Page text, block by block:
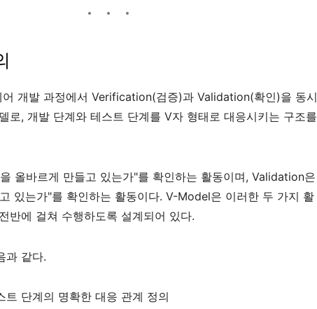
개발 과정에서 Verification(검증)과 Validation(확인)을 동시
로, 개발 단계와 테스트 단계를 V자 형태로 대응시키는 구조를
올바르게 만들고 있는가"를 확인하는 활동이며, Validation은
있는가"를 확인하는 활동이다. V-Model은 이러한 두 가지 활
반에 걸쳐 수행하도록 설계되어 있다.
과 같다.
트 단계의 명확한 대응 관계 정의